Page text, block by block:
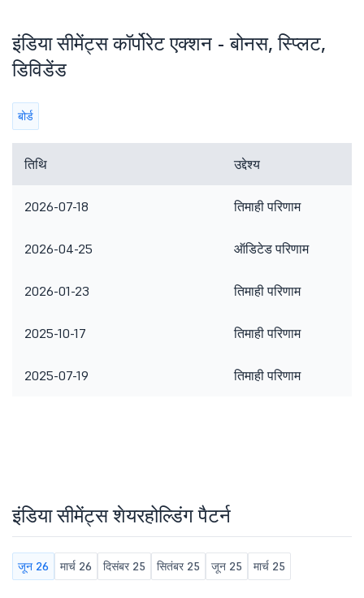
इंडिया सीमेंट्स कॉर्पोरेट एक्शन - बोनस, स्प्लिट,
डिविडेंड
बोर्ड
तिथि उद्देश्य
2026-07-18 तिमाही परिणाम
2026-04-25 ऑडिटेड परिणाम
2026-01-23 तिमाही परिणाम
2025-10-17 तिमाही परिणाम
2025-07-19 तिमाही परिणाम
इंडिया सीमेंट्स शेयरहोल्डिंग पैटर्न
जून 26 मार्च 26 दिसंबर 25 सितंबर 25 जून 25 मार्च 25